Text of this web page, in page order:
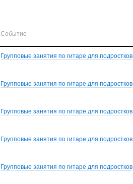
Событие
Групповые занятия по гитаре для подростков
Групповые занятия по гитаре для подростков
Групповые занятия по гитаре для подростков
Групповые занятия по гитаре для подростков
Групповые занятия по гитаре для подростков